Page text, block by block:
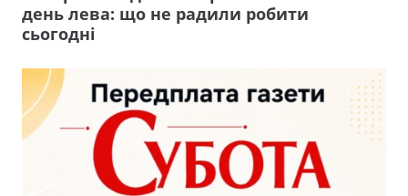
день лева: що не радили робити
сьогодні